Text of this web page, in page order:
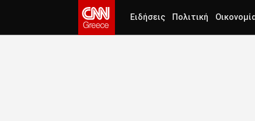
Ειδήσεις Πολιτική